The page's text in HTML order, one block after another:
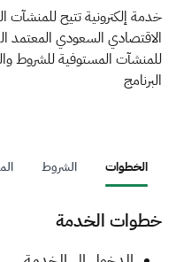
الإقرار الضريبي
خدمة إلكترونية تتيح للمنشآت
الاقتصادي السعودي المعتمد
للمنشآت المستوفية للشروط
البرنامج
الخطوات الشروط
خطوات الخدمة